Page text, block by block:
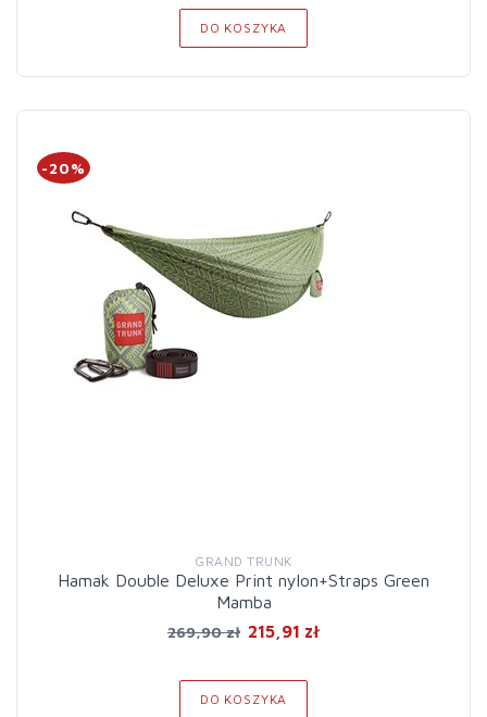
DO KOSZYKA
-20%
GRAND TRUNK
Hamak Double Deluxe Print nylon+Straps Green
Mamba
269,90 zł 215,91 zł
DO KOSZYKA